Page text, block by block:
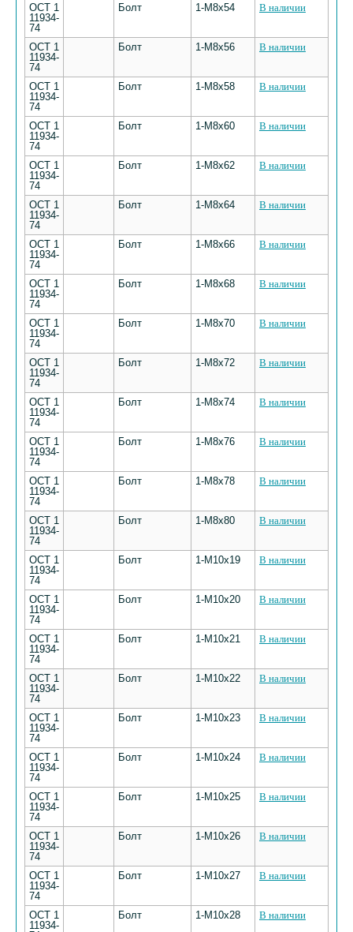
ОСТ 1
11934-
74
Болт 1-М8х54 В наличии
ОСТ 1
11934-
74
Болт 1-М8х56 В наличии
ОСТ 1
11934-
74
Болт 1-М8х58 В наличии
ОСТ 1
11934-
74
Болт 1-М8х60 В наличии
ОСТ 1
11934-
74
Болт 1-М8х62 В наличии
ОСТ 1
11934-
74
Болт 1-М8х64 В наличии
ОСТ 1
11934-
74
Болт 1-М8х66 В наличии
ОСТ 1
11934-
74
Болт 1-М8х68 В наличии
ОСТ 1
11934-
74
Болт 1-М8х70 В наличии
ОСТ 1
11934-
74
Болт 1-М8х72 В наличии
ОСТ 1
11934-
74
Болт 1-М8х74 В наличии
ОСТ 1
11934-
74
Болт 1-М8х76 В наличии
ОСТ 1
11934-
74
Болт 1-М8х78 В наличии
ОСТ 1
11934-
74
Болт 1-М8х80 В наличии
ОСТ 1
11934-
74
Болт 1-М10х19 В наличии
ОСТ 1
11934-
74
Болт 1-М10х20 В наличии
ОСТ 1
11934-
74
Болт 1-М10х21 В наличии
ОСТ 1
11934-
74
Болт 1-М10х22 В наличии
ОСТ 1
11934-
74
Болт 1-М10х23 В наличии
ОСТ 1
11934-
74
Болт 1-М10х24 В наличии
ОСТ 1
11934-
74
Болт 1-М10х25 В наличии
ОСТ 1
11934-
74
Болт 1-М10х26 В наличии
ОСТ 1
11934-
74
Болт 1-М10х27 В наличии
ОСТ 1
11934-
Болт 1-М10х28 В наличии